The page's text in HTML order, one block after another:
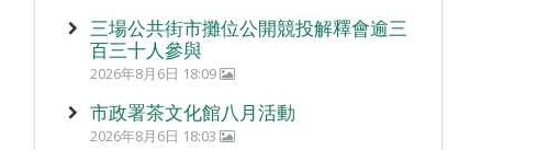
三場公共街市攤位公開競投解釋會逾三
百三十人參與
2026年8月6日 18:09
市政署茶文化館八月活動
2026年8月6日 18:03